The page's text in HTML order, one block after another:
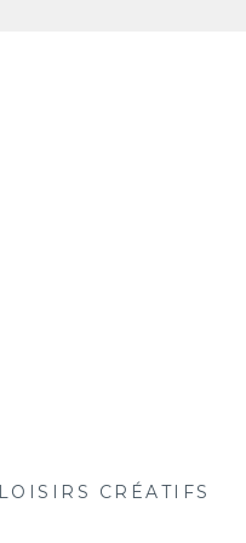
LOISIRS CRÉATIFS